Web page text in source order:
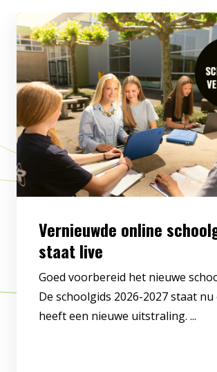
Vernieuwde online
staat live
Goed voorbereid het nieuwe
De schoolgids 2026-2027 staat
heeft een nieuwe uitstraling. ...